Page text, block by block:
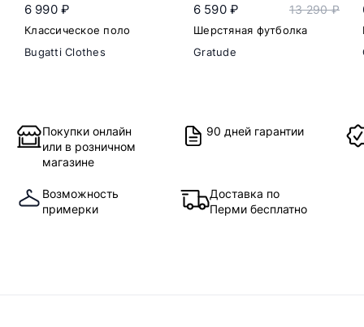
6 990 ₽
Классическое поло
Bugatti Clothes
6 590 ₽ 13 290 ₽
Шерстяная футболка
Gratude
Покупки онлайн
или в розничном
магазине
90 дней гарантии
Возможность
примерки
Доставка по
Перми бесплатно